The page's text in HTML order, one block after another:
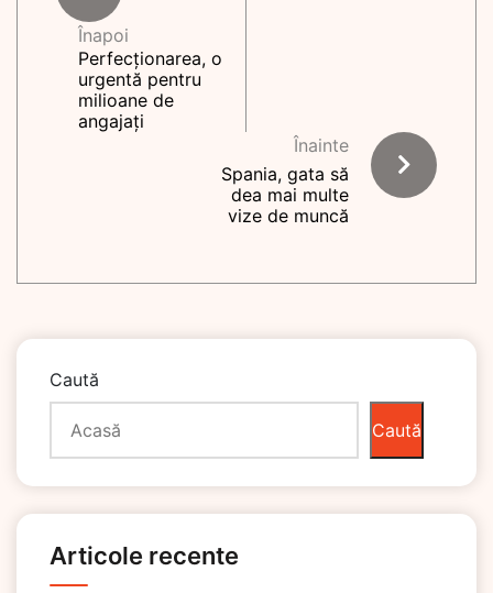
Înapoi
Perfecționarea, o
urgentă pentru
milioane de
angajați
Înainte
Spania, gata să
dea mai multe
vize de muncă
Caută
Caută
Articole recente